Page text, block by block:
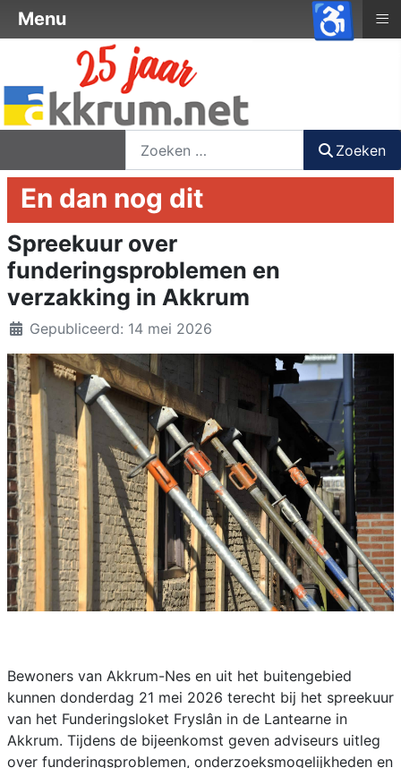
Zoeken
En dan nog dit
Spreekuur over
funderingsproblemen en
verzakking in Akkrum
DetailsGepubliceerd: 14 mei 2026
Bewoners van Akkrum-Nes en uit het buitengebied
kunnen donderdag 21 mei 2026 terecht bij het spreekuur
van het Funderingsloket Fryslân in de Lantearne in
Akkrum. Tijdens de bijeenkomst geven adviseurs uitleg
over funderingsproblemen, onderzoeksmogelijkheden en
Menu ≡
♿